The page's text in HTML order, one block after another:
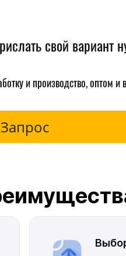
свой вариант
и производство, оптом и
Запрос